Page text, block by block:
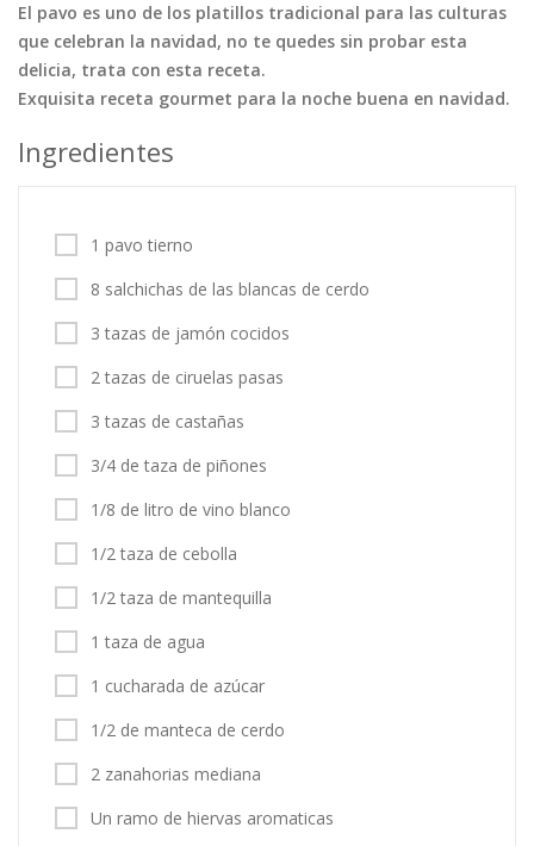
Tortas Vegetales
Vegetarian…
Recetas
Tips y Trucos
Contáctanos
El pavo es uno de los platillos tradicional para las culturas
que celebran la navidad, no te quedes sin probar esta
delicia, trata con esta receta.
Exquisita receta gourmet para la noche buena en navidad.
Ingredientes
1 pavo tierno
8 salchichas de las blancas de cerdo
3 tazas de jamón cocidos
2 tazas de ciruelas pasas
3 tazas de castañas
3/4 de taza de piñones
1/8 de litro de vino blanco
1/2 taza de cebolla
1/2 taza de mantequilla
1 taza de agua
1 cucharada de azúcar
1/2 de manteca de cerdo
2 zanahorias mediana
Un ramo de hiervas aromaticas